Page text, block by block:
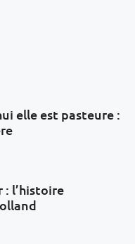
elle est pasteure :
: l’histoire